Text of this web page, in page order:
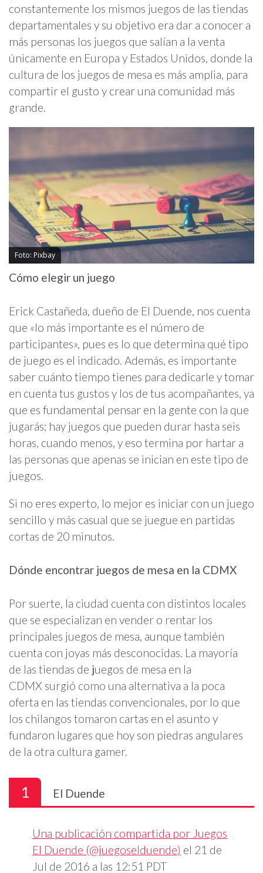
constantemente los mismos juegos de las tiendas
departamentales y su objetivo era dar a conocer a
más personas los juegos que salían a la venta
únicamente en Europa y Estados Unidos, donde la
cultura de los juegos de mesa es más amplia, para
compartir el gusto y crear una comunidad más
grande.
Foto: Pixbay
Cómo elegir un juego
Erick Castañeda, dueño de El Duende, nos cuenta
que «lo más importante es el número de
participantes», pues es lo que determina qué tipo
de juego es el indicado. Además, es importante
saber cuánto tiempo tienes para dedicarle y tomar
en cuenta tus gustos y los de tus acompañantes, ya
que es fundamental pensar en la gente con la que
jugarás; hay juegos que pueden durar hasta seis
horas, cuando menos, y eso termina por hartar a
las personas que apenas se inician en este tipo de
juegos.
Si no eres experto, lo mejor es iniciar con un juego
sencillo y más casual que se juegue en partidas
cortas de 20 minutos.
Dónde encontrar juegos de mesa en la CDMX
Por suerte, la ciudad cuenta con distintos locales
que se especializan en vender o rentar los
principales juegos de mesa, aunque también
cuenta con joyas más desconocidas. La mayoría
de las tiendas de juegos de mesa en la
CDMX surgió como una alternativa a la poca
oferta en las tiendas convencionales, por lo que
los chilangos tomaron cartas en el asunto y
fundaron lugares que hoy son piedras angulares
de la otra cultura gamer.
1 El Duende
Una publicación compartida por Juegos
El Duende (@juegoselduende) el 21 de
Jul de 2016 a las 12:51 PDT